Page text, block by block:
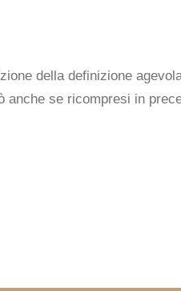
della definizione
anche se ricompresi in